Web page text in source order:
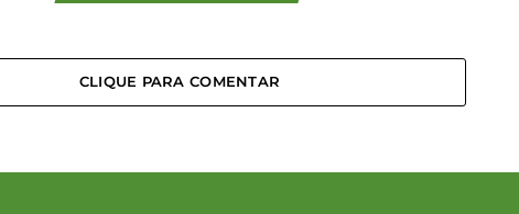
CLIQUE PARA COMENTAR